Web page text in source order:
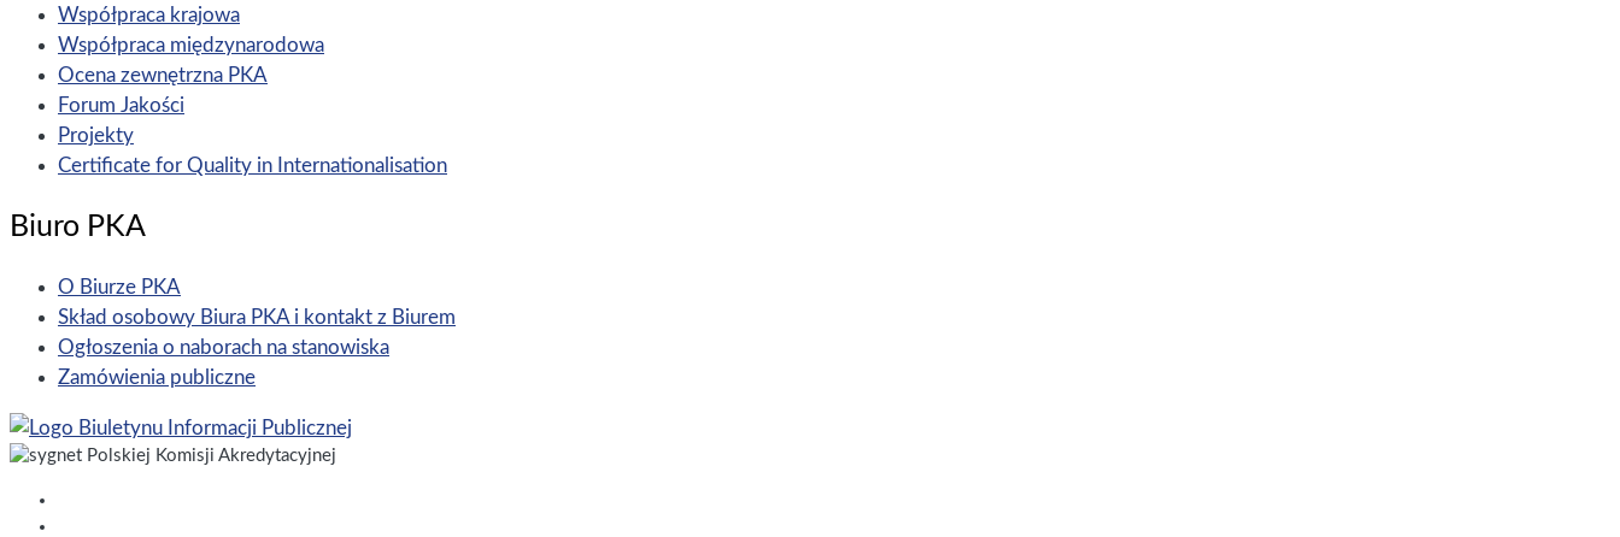
Współpraca krajowa
Współpraca międzynarodowa
Ocena zewnętrzna PKA
Forum Jakości
Projekty
Certificate for Quality in Internationalisation
Biuro PKA
O Biurze PKA
Skład osobowy Biura PKA i kontakt z Biurem
Ogłoszenia o naborach na stanowiska
Zamówienia publiczne